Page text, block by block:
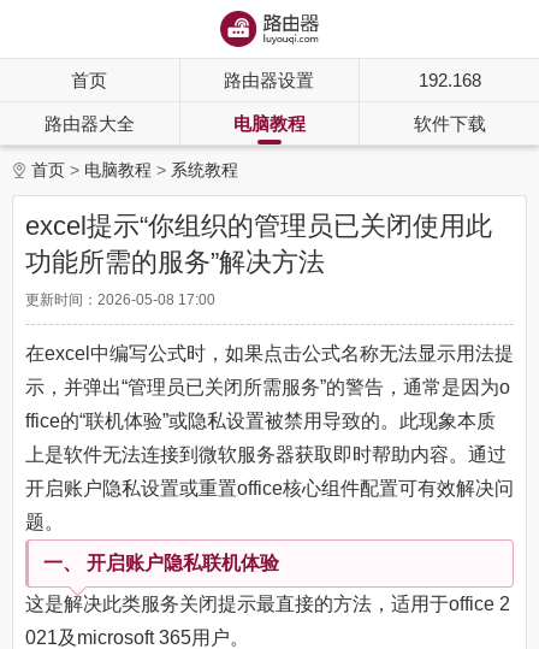
首页 路由器设置 192.168
路由器大全 电脑教程 软件下载
首页 电脑教程 系统教程
excel提示“你组织的管理员已关闭使用此
功能所需的服务”解决方法
更新时间：2026-05-08 17:00
在excel中编写公式时，如果点击公式名称无法显示用法提
示，并弹出“管理员已关闭所需服务”的警告，通常是因为o
ffice的“联机体验”或隐私设置被禁用导致的。此现象本质
上是软件无法连接到微软服务器获取即时帮助内容。通过
开启账户隐私设置或重置office核心组件配置可有效解决问
题。
一、 开启账户隐私联机体验
这是解决此类服务关闭提示最直接的方法，适用于office 2
021及microsoft 365用户。